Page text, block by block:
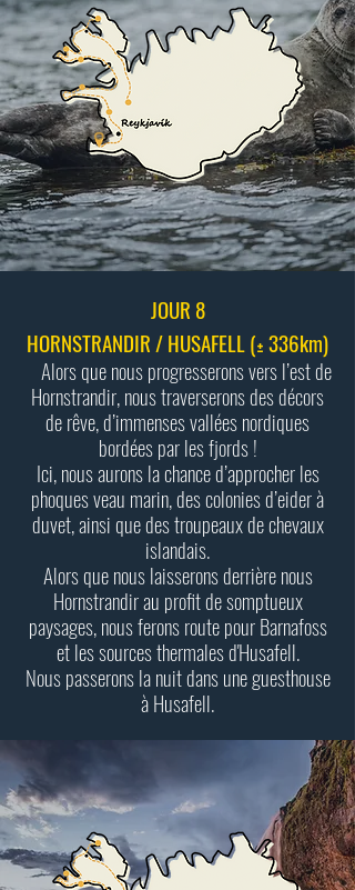
JOUR 8
HORNSTRANDIR / HUSAFELL (± 336km)
Alors que nous progresserons vers l’est de
Hornstrandir, nous traverserons des décors
de rêve, d’immenses vallées nordiques
bordées par les fjords !
Ici, nous aurons la chance d’approcher les
phoques veau marin, des colonies d’eider à
duvet, ainsi que des troupeaux de chevaux
islandais.
Alors que nous laisserons derrière nous
Hornstrandir au profit de somptueux
paysages, nous ferons route pour Barnafoss
et les sources thermales d'Husafell.
Nous passerons la nuit dans une guesthouse
à Husafell.